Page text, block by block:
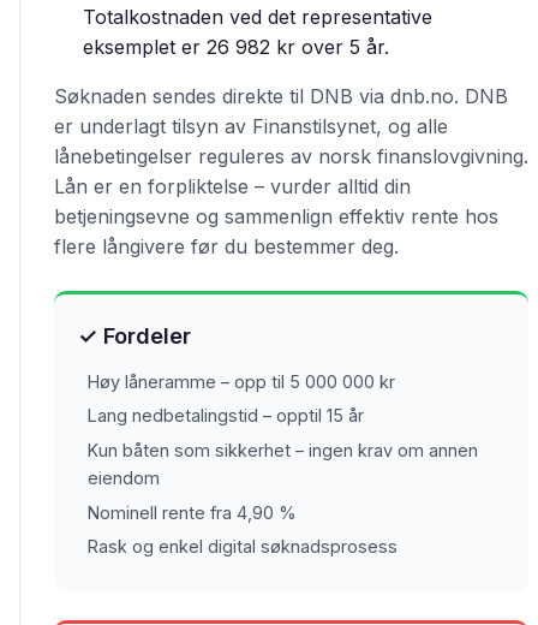
Totalkostnaden ved det representative
eksemplet er 26 982 kr over 5 år.
Søknaden sendes direkte til DNB via dnb.no. DNB
er underlagt tilsyn av Finanstilsynet, og alle
lånebetingelser reguleres av norsk finanslovgivning.
Lån er en forpliktelse – vurder alltid din
betjeningsevne og sammenlign effektiv rente hos
flere långivere før du bestemmer deg.
✓ Fordeler
Høy låneramme – opp til 5 000 000 kr
Lang nedbetalingstid – opptil 15 år
Kun båten som sikkerhet – ingen krav om annen
eiendom
Nominell rente fra 4,90 %
Rask og enkel digital søknadsprosess